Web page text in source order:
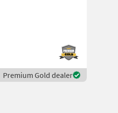
Premium Gold dealer